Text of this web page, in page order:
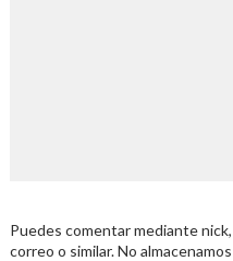
Puedes comentar mediante
correo o similar. No